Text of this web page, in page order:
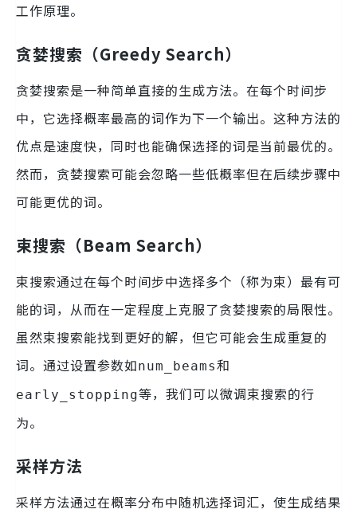
工作原理。
贪婪搜索（Greedy Search）
贪婪搜索是一种简单直接的生成方法。在每个时间步
中，它选择概率最高的词作为下一个输出。这种方法的
优点是速度快，同时也能确保选择的词是当前最优的。
然而，贪婪搜索可能会忽略一些低概率但在后续步骤中
可能更优的词。
束搜索（Beam Search）
束搜索通过在每个时间步中选择多个（称为束）最有可
能的词，从而在一定程度上克服了贪婪搜索的局限性。
虽然束搜索能找到更好的解，但它可能会生成重复的
词。通过设置参数如num_beams和
early_stopping等，我们可以微调束搜索的行
为。
采样方法
采样方法通过在概率分布中随机选择词汇，使生成结果